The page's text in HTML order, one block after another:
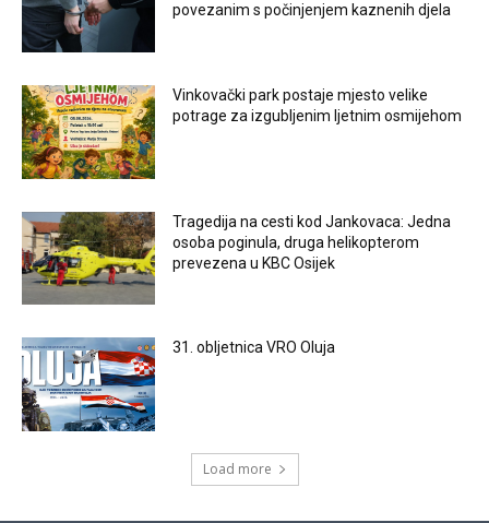
povezanim s počinjenjem kaznenih djela
Vinkovački park postaje mjesto velike
potrage za izgubljenim ljetnim osmijehom
Tragedija na cesti kod Jankovaca: Jedna
osoba poginula, druga helikopterom
prevezena u KBC Osijek
31. obljetnica VRO Oluja
Load more